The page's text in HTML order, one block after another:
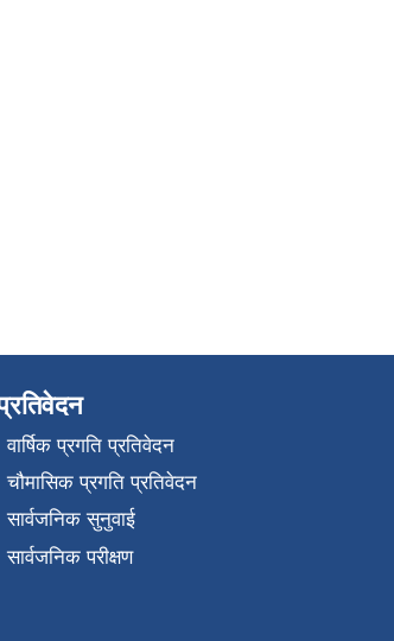
वार्षिक प्रगति प्रतिवेदन
चौमासिक प्रगति प्रतिवेदन
सार्वजनिक सुनुवाई
सार्वजनिक परीक्षण